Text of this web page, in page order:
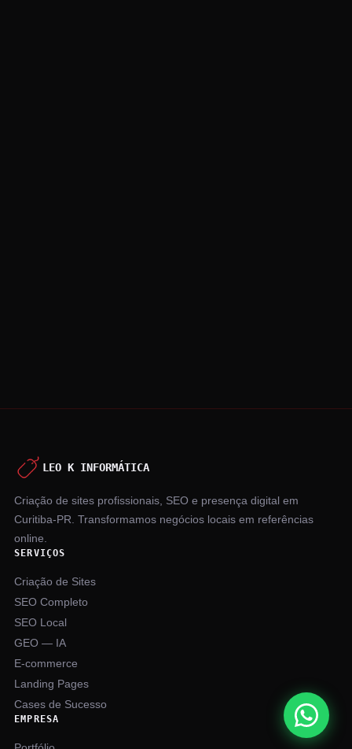
LEO K INFORMÁTICA
Criação de sites profissionais, SEO e presença digital em
Curitiba-PR. Transformamos negócios locais em referências
online.
SERVIÇOS
Criação de Sites
SEO Completo
SEO Local
GEO — IA
E-commerce
Landing Pages
Cases de Sucesso
EMPRESA